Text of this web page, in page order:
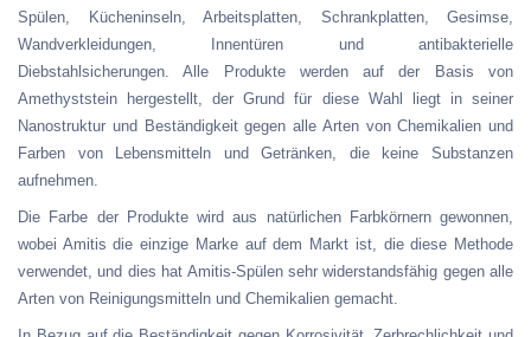
Spülen, Kücheninseln, Arbeitsplatten, Schrankplatten, Gesimse,
Wandverkleidungen, Innentüren und antibakterielle
Diebstahlsicherungen. Alle Produkte werden auf der Basis von
Amethyststein hergestellt, der Grund für diese Wahl liegt in seiner
Nanostruktur und Beständigkeit gegen alle Arten von Chemikalien und
Farben von Lebensmitteln und Getränken, die keine Substanzen
aufnehmen.
Die Farbe der Produkte wird aus natürlichen Farbkörnern gewonnen,
wobei Amitis die einzige Marke auf dem Markt ist, die diese Methode
verwendet, und dies hat Amitis-Spülen sehr widerstandsfähig gegen alle
Arten von Reinigungsmitteln und Chemikalien gemacht.